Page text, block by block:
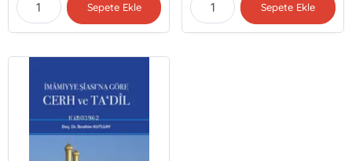
Sepete Ekle Sepete Ekle